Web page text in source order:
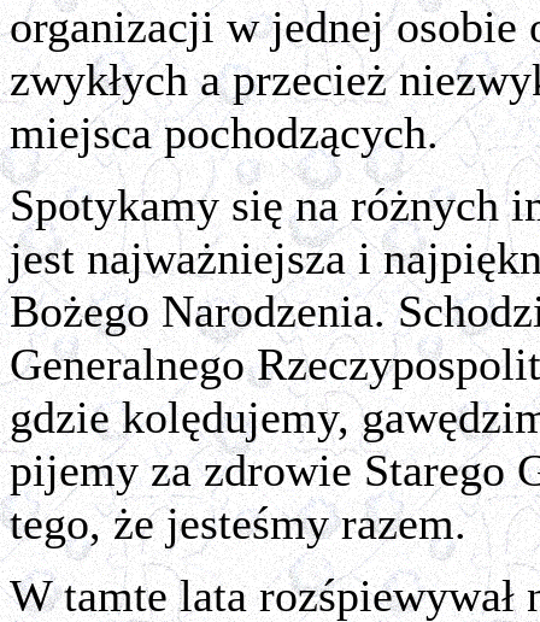
organizacji w jednej osobie
zwykłych a przecież
miejsca pochodzących.
Spotykamy się na różnych
jest najważniejsza i
Bożego Narodzenia.
Generalnego
gdzie kolędujemy,
pijemy za zdrowie Starego
tego, że jesteśmy razem.
W tamte lata